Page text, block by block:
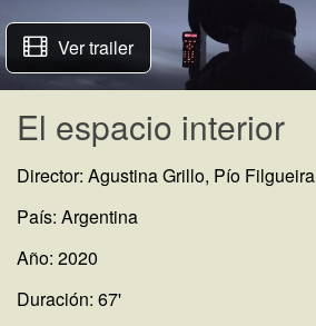
Ver trailer
El espacio interior
Director: Agustina Grillo, Pío Filgueira
País: Argentina
Año: 2020
Duración: 67'